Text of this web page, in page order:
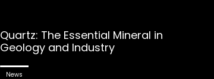
Quartz: The Essential Mineral in
Geology and Industry
News